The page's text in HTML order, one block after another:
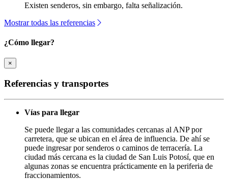
Existen senderos, sin embargo, falta señalización.
Mostrar todas las referencias
¿Cómo llegar?
×
Referencias y transportes
Vías para llegar
Se puede llegar a las comunidades cercanas al ANP por
carretera, que se ubican en el área de influencia. De ahí se
puede ingresar por senderos o caminos de terracería. La
ciudad más cercana es la ciudad de San Luis Potosí, que en
algunas zonas se encuentra prácticamente en la periferia de
fraccionamientos.